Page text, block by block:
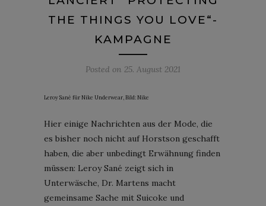
THE THINGS YOU LOVE“-
KAMPAGNE
Posted on 25. August 2021
Leroy Sané für Nike Underwear, Bild: Nike
Hier einige Nachrichten aus der Mode, die
es bisher noch nicht auf Horstson geschafft
haben, die aber unbedingt Erwähnung finden
müssen: Leroy Sané zeigt sich in
Unterwäsche, Dr. Martens macht
gemeinsame Sache mit Suicoke und